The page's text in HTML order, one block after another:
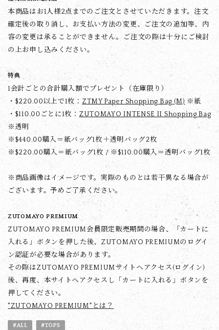
本商品はお1人様2点までのご注文とさせていただきます。注文
確定後の取り消し、お支払い方法の変更、ご注文の追加等、内
容の変更は承ることができません。ご注文の際は十分にご検討
の上お申し込みください。
特典
1会計ごとの合計購入額でプレゼント（在庫限り）
・$‌220.00以上で1枚： ZTMY Paper Shopping Bag (M) ※紙
・$‌110.00ごとに1枚： ZUTOMAYO INTENSE II Shopping Bag
※透明
※$‌440.00購入＝紙バッグ1枚＋透明バッグ2枚
※$‌220.00購入＝紙バッグ1枚 / ※$‌110.00購入＝透明バッグ1枚
※商品画像はイメージです。実際のものとは若干異なる場合が
ございます。予めご了承ください。
ZUTOMAYO PREMIUM
ZUTOMAYO PREMIUM会員限定販売期間の場合、「カートに
入れる」ボタンを押した後、ZUTOMAYO PREMIUMのログイ
ン認証が必要な場合があります。
その際はZUTOMAYO PREMIUMサイトへアクセス(ログイン)
後、再度、本サイトへアクセスし「カートに入れる」ボタンを
押してください。
"ZUTOMAYO PREMIUM"とは？
#ALL #TOPS